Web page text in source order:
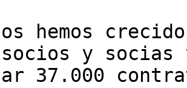
hemos
socios y socias
37.000